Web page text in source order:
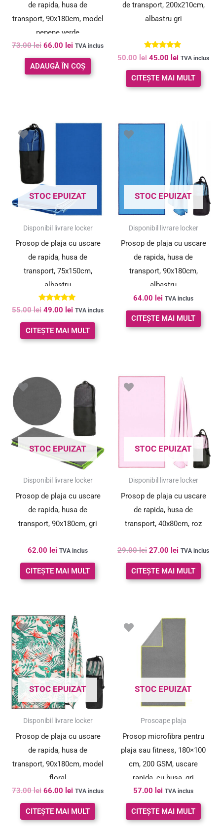
de rapida, husa de
transport, 90x180cm, model
pepene verde
73.00lei 66.00 lei TVA inclus
ADAUGĂ ÎN COȘ
de transport, 200x210cm,
albastru gri
Evaluat la
5.00
din 5
50.00lei 45.00 lei TVA inclus
CITEȘTE MAI MULT
SUPER PREȚ!
STOC EPUIZAT
Disponibil livrare locker
Prosop de plaja cu uscare
de rapida, husa de
transport, 75x150cm,
albastru
Evaluat la
5.00
din 5
55.00lei
Prețul
inițial
a
fost:
55.00 lei.
49.00 lei
Prețul
TVA inclus
CITEȘTE MAI MULT
STOC EPUIZAT
Disponibil livrare locker
Prosop de plaja cu uscare
de rapida, husa de
transport, 90x180cm,
albastru
64.00 lei TVA inclus
CITEȘTE MAI MULT
STOC EPUIZAT
Disponibil livrare locker
Prosop de plaja cu uscare
de rapida, husa de
transport, 90x180cm, gri
62.00 lei TVA inclus
CITEȘTE MAI MULT
SUPER PREȚ!
STOC EPUIZAT
Disponibil livrare locker
Prosop de plaja cu uscare
de rapida, husa de
transport, 40x80cm, roz
29.00lei
Prețul
29.00 lei.
27.00 lei
Prețul
curent
este:
27.00 lei.
TVA inclus
CITEȘTE MAI MULT
SUPER PREȚ!
STOC EPUIZAT
Disponibil livrare locker
Prosop de plaja cu uscare
de rapida, husa de
transport, 90x180cm, model
floral
73.00lei
Prețul
inițial
a
fost:
73.00 lei.
66.00 lei
Prețul
curent
este:
66.00 lei.
TVA inclus
CITEȘTE MAI MULT
STOC EPUIZAT
Prosoape plaja
Prosop microfibra pentru
plaja sau fitness, 180×100
cm, 200 GSM, uscare
rapida, cu husa, gri
57.00 lei TVA inclus
CITEȘTE MAI MULT